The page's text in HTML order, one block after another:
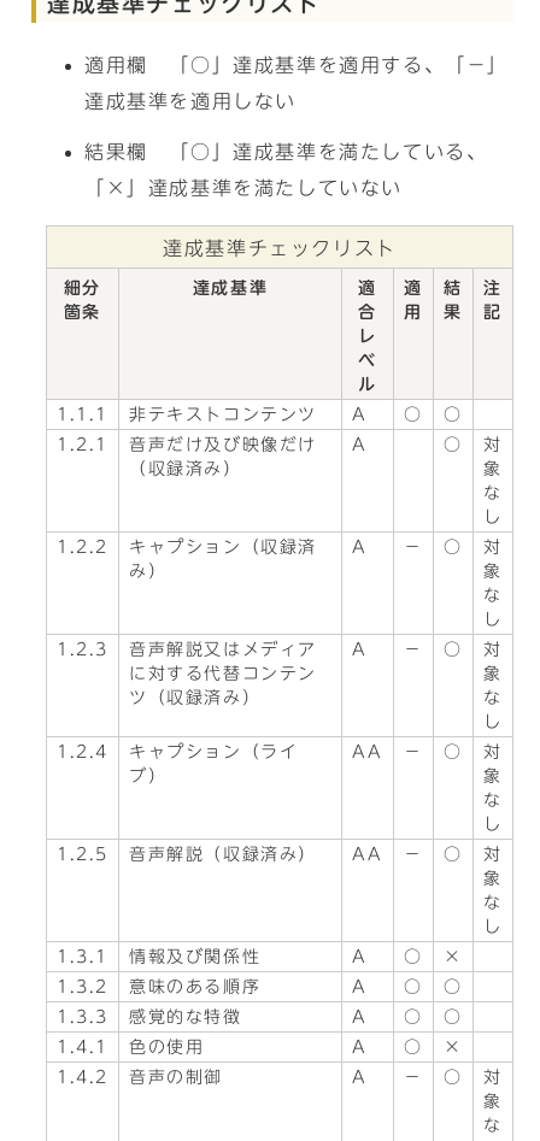
適用欄 「○」達成基準を適用する、「－」
達成基準を適用しない
結果欄 「○」達成基準を満たしている、
「×」達成基準を満たしていない
達成基準チェックリスト
細分
箇条
達成基準
適
合
レ
ベ
ル
適
用
結
果
注
記
1.1.1 非テキストコンテンツ A ○
○
1.2.1
音声だけ及び映像だけ
（収録済み）
A ○
対
象
な
し
1.2.2
キャプション（収録済
み）
A － ○
対
象
な
し
1.2.3
音声解説又はメディア
に対する代替コンテン
ツ（収録済み）
A － ○
対
象
な
し
1.2.4
キャプション（ライ
ブ）
AA － ○
対
象
な
し
1.2.5
音声解説（収録済み） AA － ○
対
象
な
し
1.3.1
情報及び関係性 A ○
×
1.3.2
意味のある順序 A ○
○
1.3.3
感覚的な特徴 A ○
○
1.4.1
色の使用 A ○
×
1.4.2
音声の制御 A － ○
対
象
な